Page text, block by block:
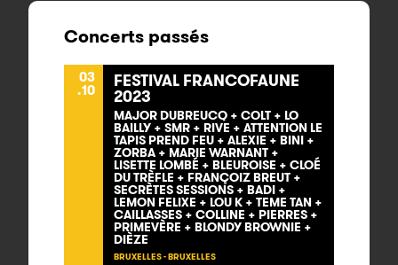
Concerts passés
03
.10 FESTIVAL FRANCOFAUNE
2023
MAJOR DUBREUCQ + COLT + LO
BAILLY + SMR + RIVE + ATTENTION LE
TAPIS PREND FEU + ALEXIE + BINI +
ZORBA + MARIE WARNANT +
LISETTE LOMBÉ + BLEUROISE + CLOÉ
DU TRÈFLE + FRANÇOIZ BREUT +
SECRÈTES SESSIONS + BADI +
LEMON FELIXE + LOU K + TEME TAN +
CAILLASSES + COLLINE + PIERRES +
PRIMEVÈRE + BLONDY BROWNIE +
DIÈZE
BRUXELLES - BRUXELLES